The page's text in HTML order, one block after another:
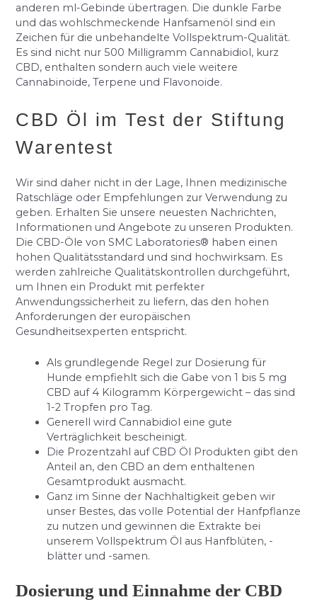
anderen ml-Gebinde übertragen. Die dunkle Farbe
und das wohlschmeckende Hanfsamenöl sind ein
Zeichen für die unbehandelte Vollspektrum-Qualität.
Es sind nicht nur 500 Milligramm Cannabidiol, kurz
CBD, enthalten sondern auch viele weitere
Cannabinoide, Terpene und Flavonoide.
CBD Öl im Test der Stiftung
Warentest
Wir sind daher nicht in der Lage, Ihnen medizinische
Ratschläge oder Empfehlungen zur Verwendung zu
geben. Erhalten Sie unsere neuesten Nachrichten,
Informationen und Angebote zu unseren Produkten.
Die CBD-Öle von SMC Laboratories® haben einen
hohen Qualitätsstandard und sind hochwirksam. Es
werden zahlreiche Qualitätskontrollen durchgeführt,
um Ihnen ein Produkt mit perfekter
Anwendungssicherheit zu liefern, das den hohen
Anforderungen der europäischen
Gesundheitsexperten entspricht.
Als grundlegende Regel zur Dosierung für
Hunde empfiehlt sich die Gabe von 1 bis 5 mg
CBD auf 4 Kilogramm Körpergewicht – das sind
1-2 Tropfen pro Tag.
Generell wird Cannabidiol eine gute
Verträglichkeit bescheinigt.
Die Prozentzahl auf CBD Öl Produkten gibt den
Anteil an, den CBD an dem enthaltenen
Gesamtprodukt ausmacht.
Ganz im Sinne der Nachhaltigkeit geben wir
unser Bestes, das volle Potential der Hanfpflanze
zu nutzen und gewinnen die Extrakte bei
unserem Vollspektrum Öl aus Hanfblüten, -
blätter und -samen.
Dosierung und Einnahme der CBD